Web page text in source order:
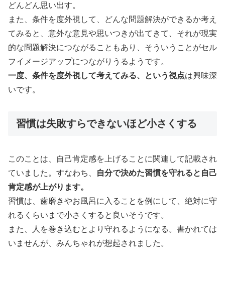
どんどん思い出す。
また、条件を度外視して、どんな問題解決ができるか考え
てみると、意外な意見や思いつきが出てきて、それが現実
的な問題解決につながることもあり、そういうことがセル
フイメージアップにつながりうるようです。
一度、条件を度外視して考えてみる、という視点は興味深
いです。
習慣は失敗すらできないほど小さくする
このことは、自己肯定感を上げることに関連して記載され
ていました。すなわち、
自分で決めた習慣を守れると自己
肯定感が上がります。
習慣は、歯磨きやお風呂に入ることを例にして、絶対に守
れるくらいまで小さくすると良いそうです。
また、人を巻き込むとより守れるようになる。書かれては
いませんが、みんちゃれが想起されました。